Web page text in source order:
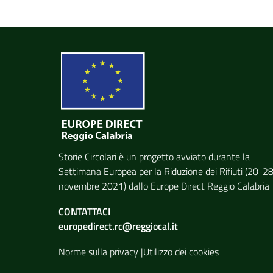
Storie Circolari è un progetto avviato durante la
Settimana Europea per la Riduzione dei Rifiuti(20-28
novembre 2021) dallo Europe Direct Reggio Calabria
CONTATTACI
europedirect.rc@reggiocal.it
Norme sulla privacy |Utilizzo dei cookies